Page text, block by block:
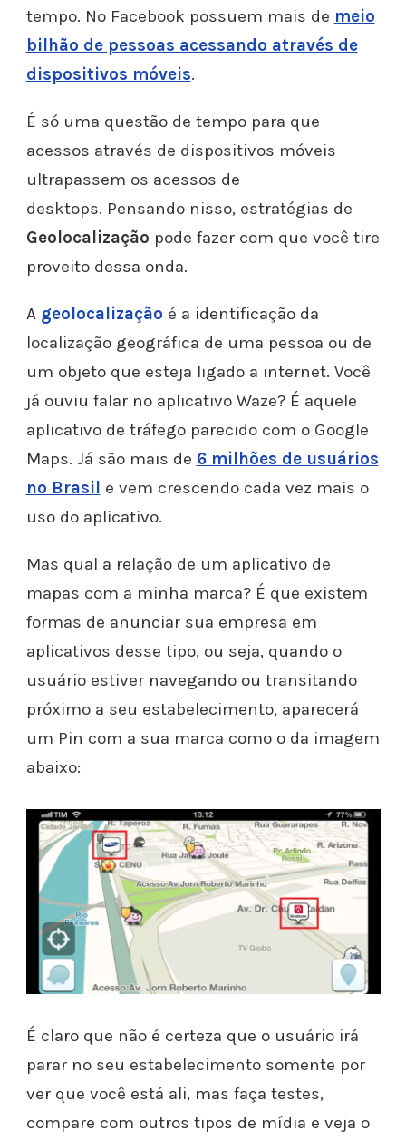
tempo. No Facebook possuem mais de meio
bilhão de pessoas acessando através de
dispositivos móveis.
É só uma questão de tempo para que
acessos através de dispositivos móveis
ultrapassem os acessos de
desktops. Pensando nisso, estratégias de
Geolocalização pode fazer com que você tire
proveito dessa onda.
A geolocalização é a identificação da
localização geográfica de uma pessoa ou de
um objeto que esteja ligado a internet. Você
já ouviu falar no aplicativo Waze? É aquele
aplicativo de tráfego parecido com o Google
Maps. Já são mais de 6 milhões de usuários
no Brasil e vem crescendo cada vez mais o
uso do aplicativo.
Mas qual a relação de um aplicativo de
mapas com a minha marca? É que existem
formas de anunciar sua empresa em
aplicativos desse tipo, ou seja, quando o
usuário estiver navegando ou transitando
próximo a seu estabelecimento, aparecerá
um Pin com a sua marca como o da imagem
abaixo:
É claro que não é certeza que o usuário irá
parar no seu estabelecimento somente por
ver que você está ali, mas faça testes,
compare com outros tipos de mídia e veja o